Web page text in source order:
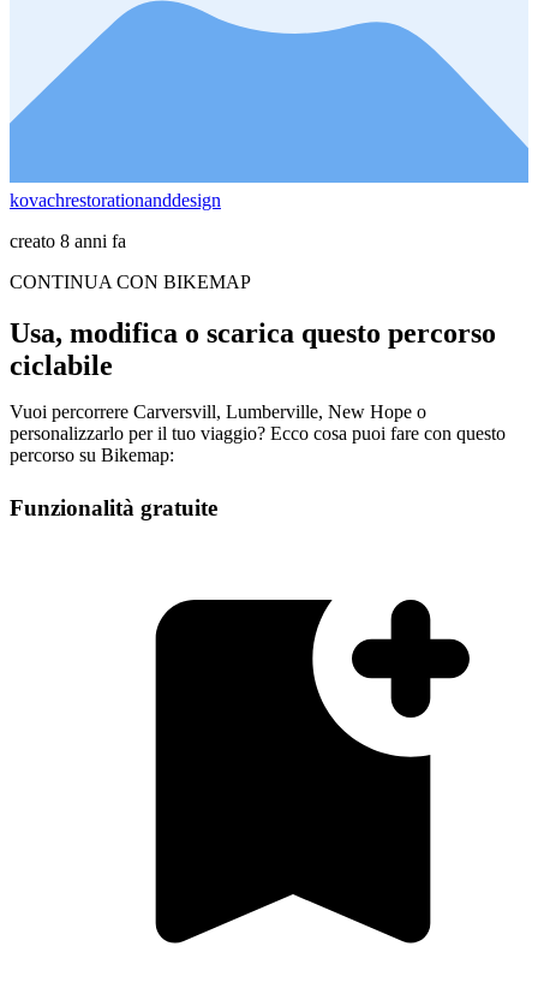
kovachrestorationanddesign
creato 8 anni fa
CONTINUA CON BIKEMAP
Usa, modifica o scarica questo percorso
ciclabile
Vuoi percorrere Carversvill, Lumberville, New Hope o
personalizzarlo per il tuo viaggio? Ecco cosa puoi fare con questo
percorso su Bikemap:
Funzionalità gratuite